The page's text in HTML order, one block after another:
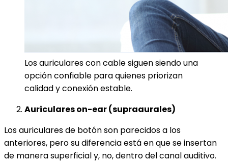
Los auriculares con cable siguen siendo una
opción confiable para quienes priorizan
calidad y conexión estable.
Auriculares on-ear (supraaurales)
Los auriculares de botón son parecidos a los
anteriores, pero su diferencia está en que se insertan
de manera superficial y, no, dentro del canal auditivo.